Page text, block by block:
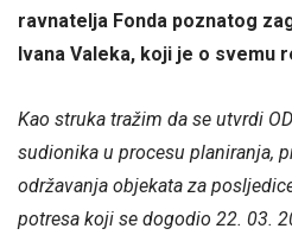
ravnatelja Fonda poznatog
Ivana Valeka, koji je o svemu
Kao struka tražim da se utvrdi
sudionika u procesu planiranja,
održavanja objekata za
potresa koji se dogodio 22. 03.